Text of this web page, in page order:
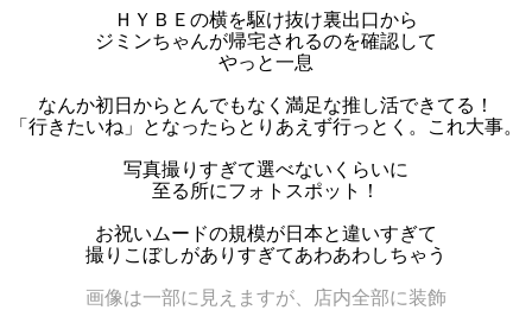
ＨＹＢＥの横を駆け抜け裏出口から
ジミンちゃんが帰宅されるのを確認して
やっと一息
なんか初日からとんでもなく満足な推し活できてる！
「行きたいね」となったらとりあえず行っとく。これ大事。
写真撮りすぎて選べないくらいに
至る所にフォトスポット！
お祝いムードの規模が日本と違いすぎて
撮りこぼしがありすぎてあわあわしちゃう
画像は一部に見えますが、店内全部に装飾